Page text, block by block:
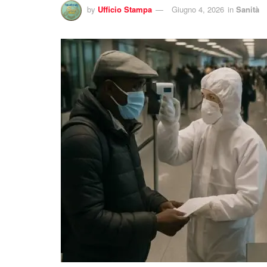
by Ufficio Stampa Giugno 4, 2026 in Sanità